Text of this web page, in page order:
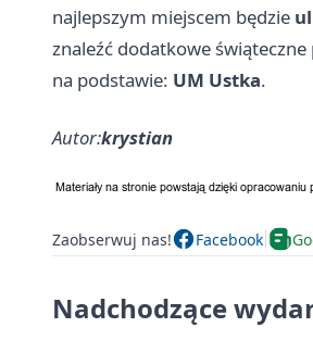
najlepszym miejscem będzie
znaleźć dodatkowe
na podstawie: UM Ustka.
Autor:krystian
Zaobserwuj nas! Facebook
Nadchodzące